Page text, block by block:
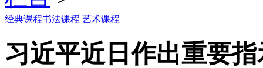
经典课程书法课程 艺术课程
习近平近日作出重要